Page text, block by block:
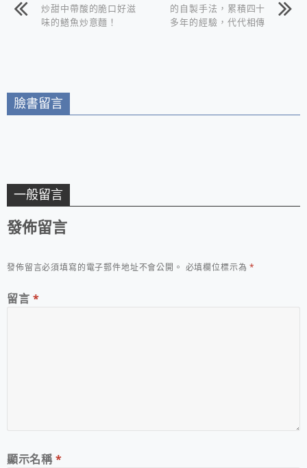
炒甜中帶酸的脆口好滋
味的鱔魚炒意麵！
的自製手法，累積四十
多年的經驗，代代相傳
臉書留言
一般留言
發佈留言
發佈留言必須填寫的電子郵件地址不會公開。 必填欄位標示為*
留言 *
顯示名稱*